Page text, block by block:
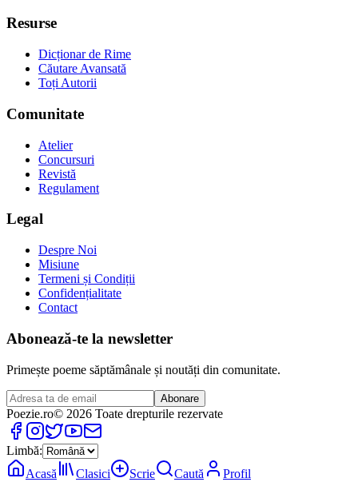
Resurse
Dicționar de Rime
Căutare Avansată
Toți Autorii
Comunitate
Atelier
Concursuri
Revistă
Regulament
Legal
Despre Noi
Misiune
Termeni și Condiții
Confidențialitate
Contact
Abonează-te la newsletter
Primește poeme săptămânale și noutăți din comunitate.
Abonare
Poezie.ro© 2026 Toate drepturile rezervate
Limbă:
Acasă
Clasici Scrie Caută Profil